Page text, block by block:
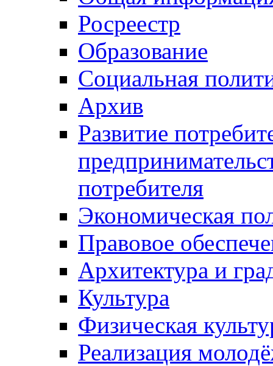
Росреестр
Образование
Социальная
Архив
Развитие
потребителя
Экономическая
Правовое
Архитектура и
Культура
Физическая
Реализация